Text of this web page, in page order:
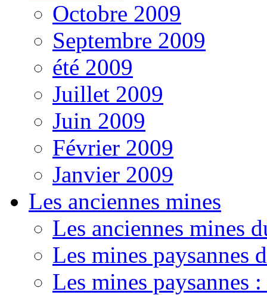
Octobre 2009
Septembre 2009
été 2009
Juillet 2009
Juin 2009
Février 2009
Janvier 2009
Les anciennes mines
Les anciennes mines
Les mines paysannes
Les mines paysannes